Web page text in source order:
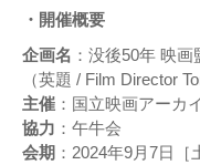
・開催概要
企画名 ：没後50年 映
（英題 / Film Director
主催 ：国立映画アーカ
協力 ：午牛会
会期 ：2024年9月7日［